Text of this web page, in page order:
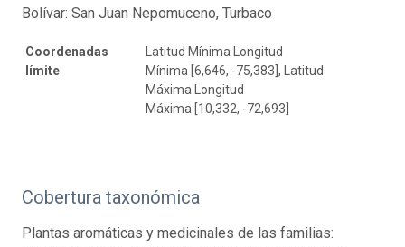
Bolívar: San Juan Nepomuceno, Turbaco
Coordenadas
límite
Latitud Mínima Longitud
Mínima [6,646, -75,383], Latitud
Máxima Longitud
Máxima [10,332, -72,693]
Cobertura taxonómica
Plantas aromáticas y medicinales de las familias: